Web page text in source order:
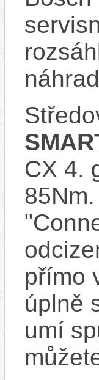
CX 4.
přímo
úplně
umí